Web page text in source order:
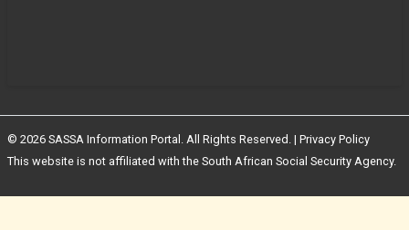
© 2026 SASSA Information Portal. All Rights Reserved. | Privacy Policy
This website is not affiliated with the South African Social Security Agency.